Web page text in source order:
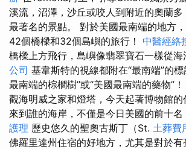
溪流，沼澤，沙丘或咬人到附近的奧蘭
最著名的景點。 對於美國最南端的地方
42個橋樑和32個島嶼的旅行！ 中醫經絡
橋樑上方飛行，島嶼像翡翠寶石一樣從海
公司 基韋斯特的視線都附在“最南端”的
最南端的棕櫚樹”或“美國最南端的藥物”！
觀海明威之家和燈塔，今天起著博物館的
來到誰的海岸，不僅是今日美國的前十名
護理 歷史悠久的聖奧古斯丁（St. 土葬費
佛羅里達州住宿的好地方，尤其是對於